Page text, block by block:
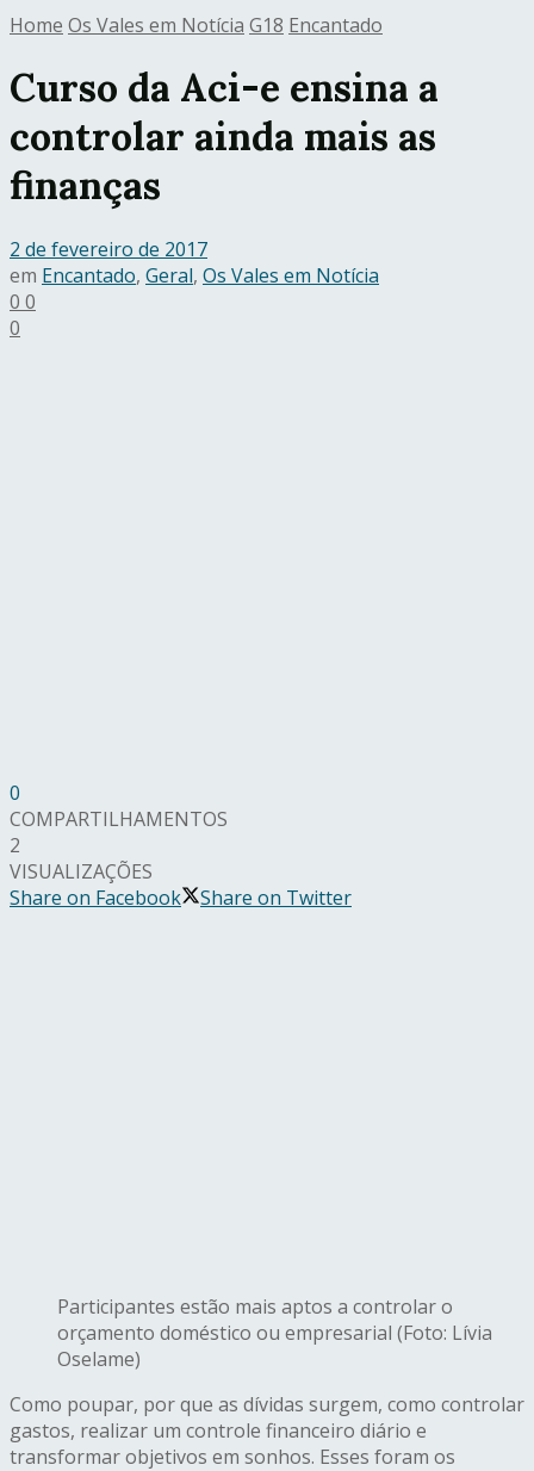
Home Os Vales em Notícia G18 Encantado
Curso da Aci-e ensina a
controlar ainda mais as
finanças
2 de fevereiro de 2017
em Encantado, Geral, Os Vales em Notícia
0 0
0
0
COMPARTILHAMENTOS
2
VISUALIZAÇÕES
Share on Facebook
Share on Twitter
Participantes estão mais aptos a controlar o
orçamento doméstico ou empresarial (Foto: Lívia
Oselame)
Como poupar, por que as dívidas surgem, como controlar
gastos, realizar um controle financeiro diário e
transformar objetivos em sonhos. Esses foram os